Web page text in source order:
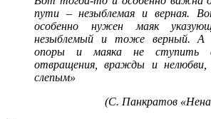
пути – незыблемая и верная.
особенно нужен маяк
незыблемый и тоже верный. А
опоры и маяка не ступить в
отвращения, вражды и
слепым»
(С. Панкратов